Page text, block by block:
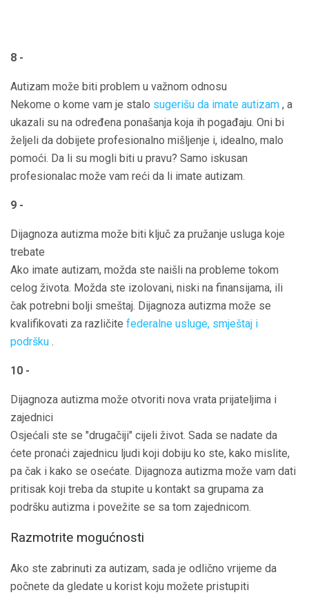
8 -
Autizam može biti problem u važnom odnosu
Nekome o kome vam je stalo sugerišu da imate autizam , a
ukazali su na određena ponašanja koja ih pogađaju. Oni bi
željeli da dobijete profesionalno mišljenje i, idealno, malo
pomoći. Da li su mogli biti u pravu? Samo iskusan
profesionalac može vam reći da li imate autizam.
9 -
Dijagnoza autizma može biti ključ za pružanje usluga koje
trebate
Ako imate autizam, možda ste naišli na probleme tokom
celog života. Možda ste izolovani, niski na finansijama, ili
čak potrebni bolji smeštaj. Dijagnoza autizma može se
kvalifikovati za različite federalne usluge, smještaj i
podršku .
10 -
Dijagnoza autizma može otvoriti nova vrata prijateljima i
zajednici
Osjećali ste se "drugačiji" cijeli život. Sada se nadate da
ćete pronaći zajednicu ljudi koji dobiju ko ste, kako mislite,
pa čak i kako se osećate. Dijagnoza autizma može vam dati
pritisak koji treba da stupite u kontakt sa grupama za
podršku autizma i povežite se sa tom zajednicom.
Razmotrite mogućnosti
Ako ste zabrinuti za autizam, sada je odlično vrijeme da
počnete da gledate u korist koju možete pristupiti